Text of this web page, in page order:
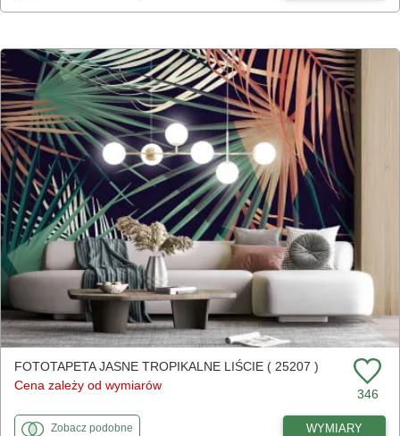
FOTOTAPETA JASNE TROPIKALNE LIŚCIE ( 25207 )
Cena zależy od wymiarów
346
Zobaczfototapety
podobnedo Jasne tropikalne liście WYMIARY